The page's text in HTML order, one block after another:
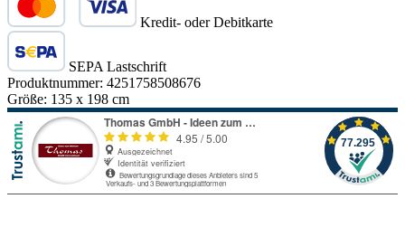
Kredit- oder Debitkarte
SEPA Lastschrift
Produktnummer: 4251758508676
Größe: 135 x 198 cm